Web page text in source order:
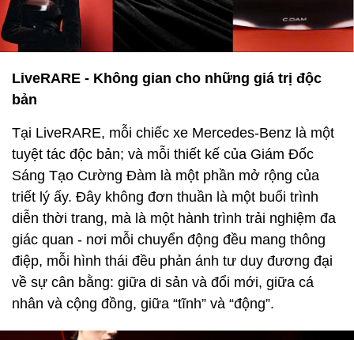
LiveRARE - Không gian cho những giá trị độc
bản
Tại LiveRARE, mỗi chiếc xe Mercedes-Benz là một
tuyệt tác độc bản; và mỗi thiết kế của Giám Đốc
Sáng Tạo Cường Đàm là một phần mở rộng của
triết lý ấy. Đây không đơn thuần là một buổi trình
diễn thời trang, mà là một hành trình trải nghiệm đa
giác quan - nơi mỗi chuyển động đều mang thông
điệp, mỗi hình thái đều phản ánh tư duy đương đại
về sự cân bằng: giữa di sản và đổi mới, giữa cá
nhân và cộng đồng, giữa “tĩnh” và “động”.